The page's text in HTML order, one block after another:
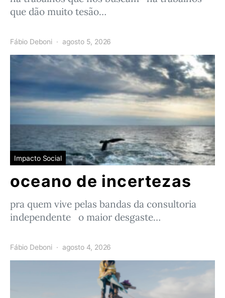
que dão muito tesão…
Fábio Deboni agosto 5, 2026
Impacto Social
oceano de incertezas
pra quem vive pelas bandas da consultoria
independente o maior desgaste…
Fábio Deboni agosto 4, 2026